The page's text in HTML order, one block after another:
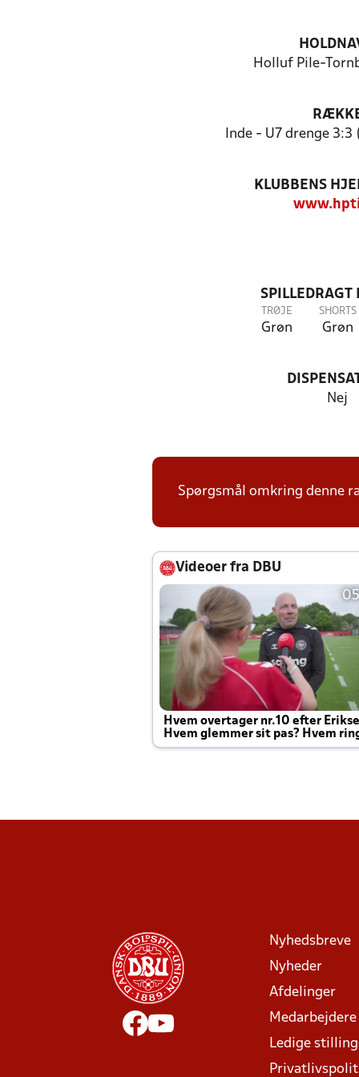
Holluf Pile-
Inde - U7 drenge
KLUBBENS
SPILLEDRAGT
TRØJE
Grøn
SHORTS
Grøn
Nej
Spørgsmål omkring denne
Videoer fra DBU
Hvem overtager nr.10 efter
Hvem glemmer sit pas? Hvem
Joachim altid til efter kampe?
Nyhedsbreve
Nyheder
Afdelinger
Medarbejdere
Ledige